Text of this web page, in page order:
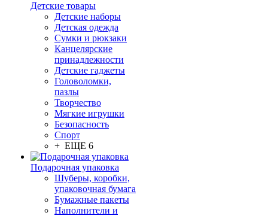
Детские товары
Детские наборы
Детская одежда
Сумки и рюкзаки
Канцелярские
принадлежности
Детские гаджеты
Головоломки,
пазлы
Творчество
Мягкие игрушки
Безопасность
Спорт
+ ЕЩЕ 6
Подарочная упаковка
Шуберы, коробки,
упаковочная бумага
Бумажные пакеты
Наполнители и